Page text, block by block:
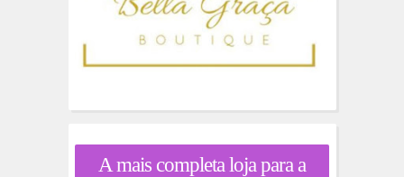
A mais completa loja para a